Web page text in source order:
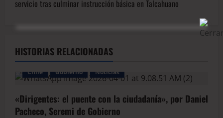
servicio tras culminar instrucción básica en Talcahuano
HISTORIAS RELACIONADAS
Chile Gobierno Noticias
«Dirigentes: el puente con la ciudadanía», por Daniel
Pacheco, Seremi de Gobierno